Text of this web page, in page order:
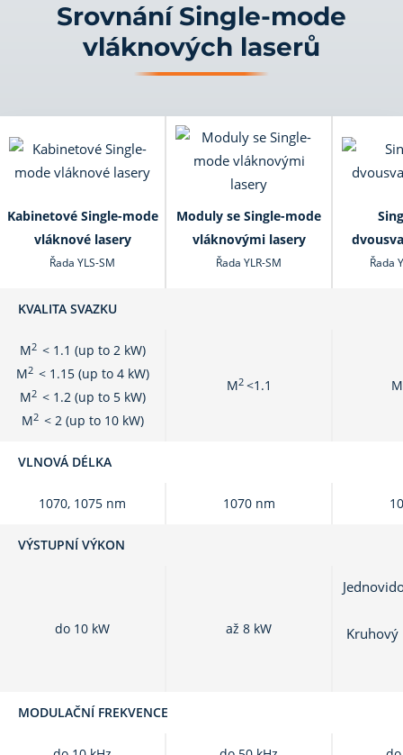
Srovnání Single-mode
vláknových laserů
Kabinetové Single-mode
vláknové lasery
Moduly se Single-mode
vláknovými lasery
Řada YLS-SM Řada YLR-SM Řada
KVALITA SVAZKU
M2 < 1.1 (up to 2 kW)
M2 < 1.15 (up to 4 kW)
M2 < 1.2 (up to 5 kW)
M2 < 2 (up to 10 kW)
M2 <1.1 M
VLNOVÁ DÉLKA
1070, 1075 nm 1070 nm
VÝSTUPNÍ VÝKON
do 10 kW až 8 kW Kruhový
MODULAČNÍ FREKVENCE